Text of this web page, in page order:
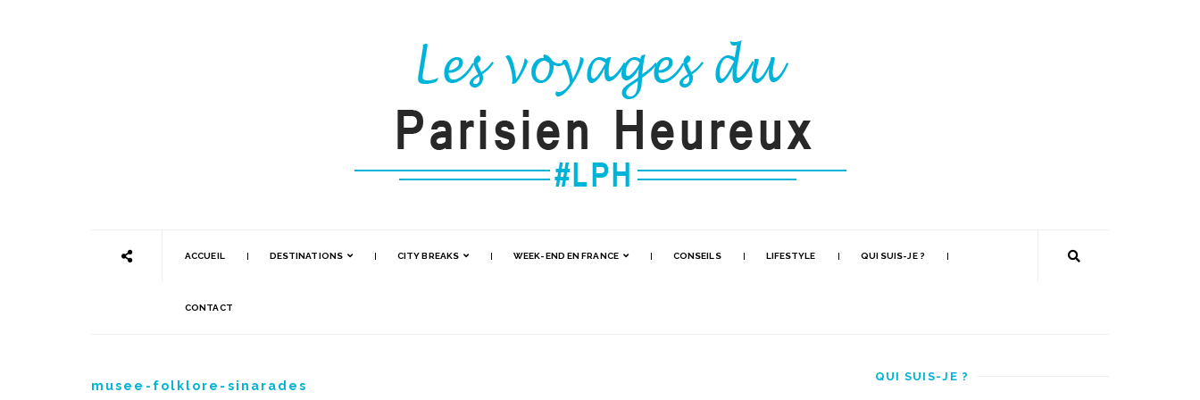
ACCUEIL DESTINATIONS CITY BREAKS WEEK-END EN FRANCE CONSEILS LIFESTYLE QUI SUIS-JE ?
CONTACT
musee-folklore-sinarades
QUI SUIS-JE ?